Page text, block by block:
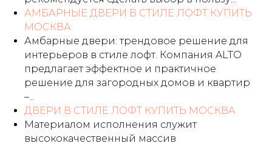
АМБАРНЫЕ ДВЕРИ В СТИЛЕ ЛОФТ КУПИТЬ
МОСКВА
Амбарные двери: трендовое решение для
интерьеров в стиле лофт. Компания ALTO
предлагает эффектное и практичное
решение для загородных домов и квартир
–...
ДВЕРИ В СТИЛЕ ЛОФТ КУПИТЬ МОСКВА
Материалом исполнения служит
высококачественный массив